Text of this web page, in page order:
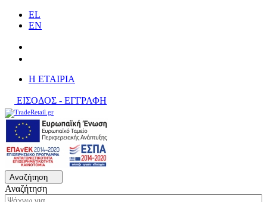
EL
EN
H ΕΤΑΙΡΙΑ
ΕΙΣΟΔΟΣ - ΕΓΓΡΑΦΗ
Αναζήτηση
Αναζήτηση